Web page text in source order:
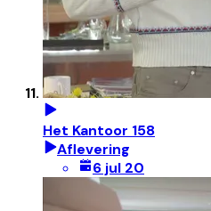
Het Kantoor 158
Aflevering
6 jul 20